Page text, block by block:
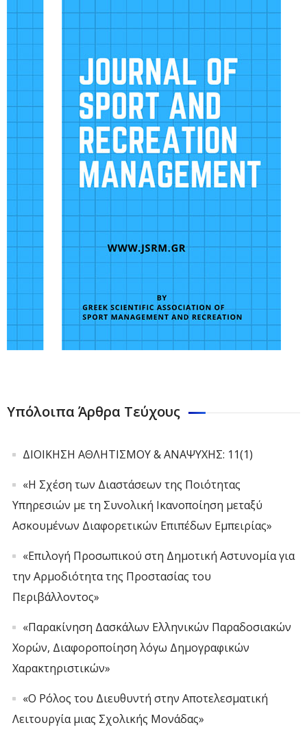
Υπόλοιπα Άρθρα Τεύχους
ΔΙΟΙΚΗΣΗ ΑΘΛΗΤΙΣΜΟΥ & ΑΝΑΨΥΧΗΣ: 11(1)
«Η Σχέση των Διαστάσεων της Ποιότητας
Υπηρεσιών με τη Συνολική Ικανοποίηση μεταξύ
Ασκουμένων Διαφορετικών Επιπέδων Εμπειρίας»
«Επιλογή Προσωπικού στη Δημοτική Αστυνομία για
την Αρμοδιότητα της Προστασίας του
Περιβάλλοντος»
«Παρακίνηση Δασκάλων Ελληνικών Παραδοσιακών
Χορών, Διαφοροποίηση λόγω Δημογραφικών
Χαρακτηριστικών»
«Ο Ρόλος του Διευθυντή στην Αποτελεσματική
Λειτουργία μιας Σχολικής Μονάδας»